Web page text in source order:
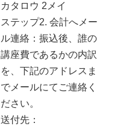
カタロウ 2メイ
ステップ2. 会計へメー
ル連絡：振込後、誰の
講座費であるかの内訳
を、下記のアドレスま
でメールにてご連絡く
ださい。
送付先：